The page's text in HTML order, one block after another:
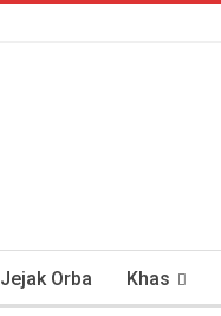
Jejak Orba Khas